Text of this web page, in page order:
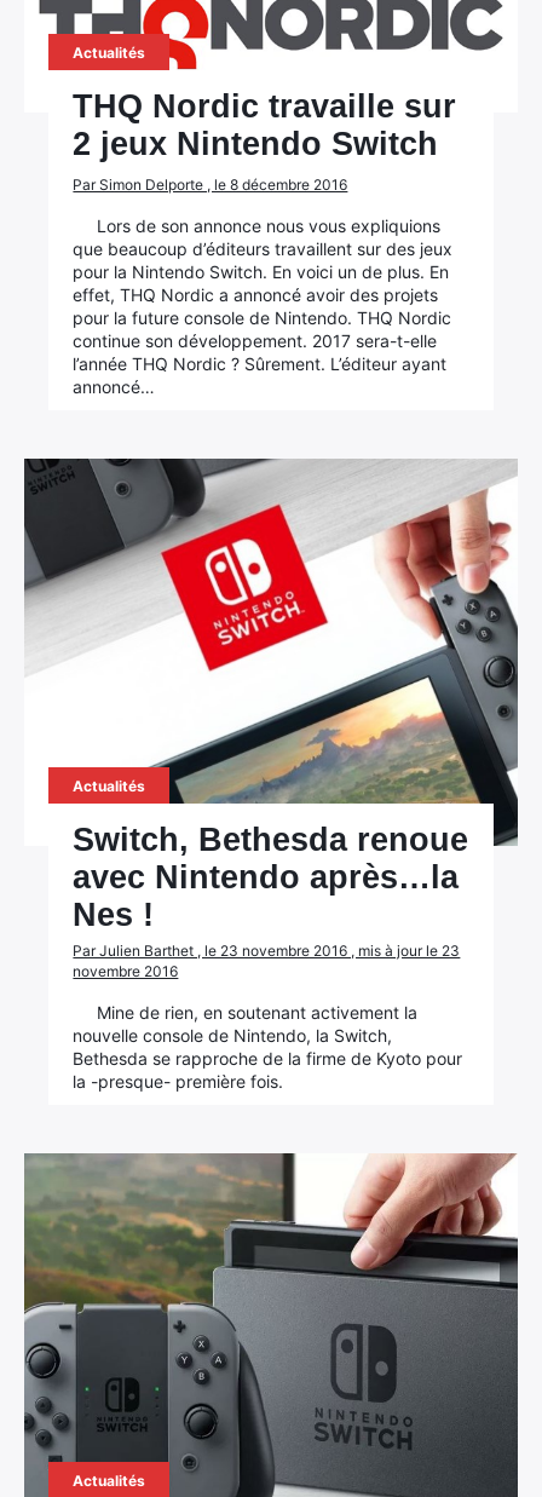
Actualités
THQ Nordic travaille sur
2 jeux Nintendo Switch
Par Simon Delporte , le 8 décembre 2016
Lors de son annonce nous vous expliquions
que beaucoup d’éditeurs travaillent sur des jeux
pour la Nintendo Switch. En voici un de plus. En
effet, THQ Nordic a annoncé avoir des projets
pour la future console de Nintendo. THQ Nordic
continue son développement. 2017 sera-t-elle
l’année THQ Nordic ? Sûrement. L’éditeur ayant
annoncé…
Actualités
Switch, Bethesda renoue
avec Nintendo après…la
Nes !
Par Julien Barthet , le 23 novembre 2016 , mis à jour le 23
novembre 2016
Mine de rien, en soutenant activement la
nouvelle console de Nintendo, la Switch,
Bethesda se rapproche de la firme de Kyoto pour
la -presque- première fois.
Actualités
Rechercher